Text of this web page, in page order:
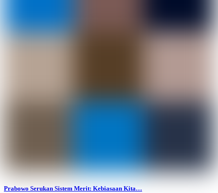
Prabowo Serukan Sistem Merit: Kebiasaan Kita…